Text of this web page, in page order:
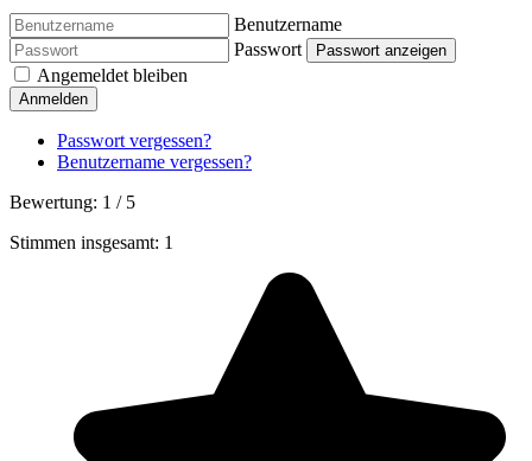
Benutzername
Passwort
Passwort anzeigen
Angemeldet bleiben
Anmelden
Passwort vergessen?
Benutzername vergessen?
Bewertung: 1 / 5
Stimmen insgesamt: 1